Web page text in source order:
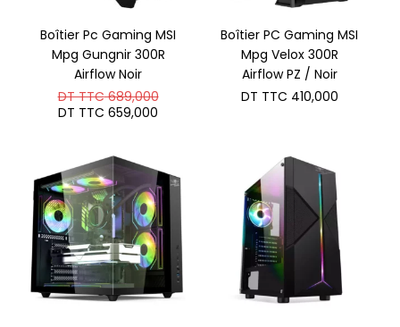
Boîtier Pc Gaming MSI
Mpg Gungnir 300R
Airflow Noir
DT TTC689,000Le
TTC 689,000.
DT TTC 659,000
DT
TTC 659,000.
Boîtier PC Gaming MSI
Mpg Velox 300R
Airflow PZ / Noir
DT TTC 410,000